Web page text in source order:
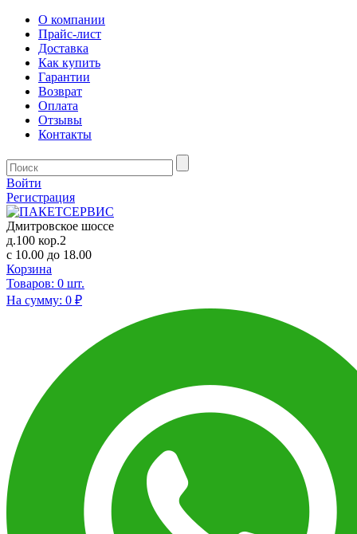
О компании
Прайс-лист
Доставка
Как купить
Гарантии
Возврат
Оплата
Отзывы
Контакты
Войти
Регистрация
Дмитровское шоссе
д.100 кор.2
с 10.00 до 18.00
Корзина
Товаров: 0 шт.
На сумму: 0 ₽